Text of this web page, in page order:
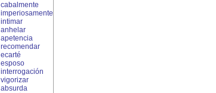
cabalmente
imperiosamente
intimar
anhelar
apetencia
recomendar
ecarté
esposo
interrogación
vigorizar
absurda